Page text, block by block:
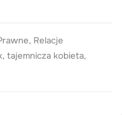
, Relacje
, tajemnicza kobieta,